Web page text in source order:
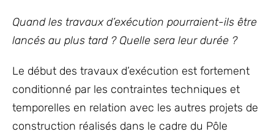
Quand les travaux d’exécution pourraient-ils être
lancés au plus tard ? Quelle sera leur durée ?
Le début des travaux d’exécution est fortement
conditionné par les contraintes techniques et
temporelles en relation avec les autres projets de
construction réalisés dans le cadre du Pôle